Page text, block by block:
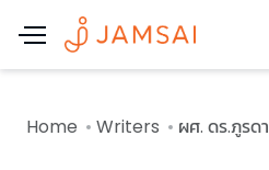
Home Writers ผศ. ดร.ภูรด